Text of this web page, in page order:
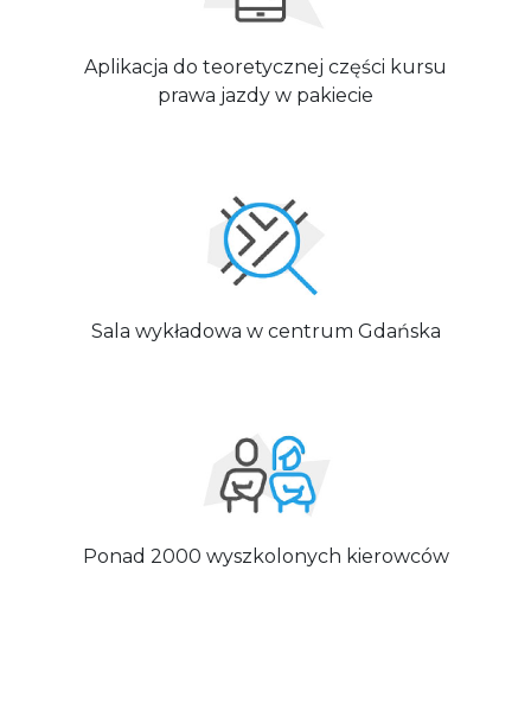
Aplikacja do teoretycznej części kursu
prawa jazdy w pakiecie
Sala wykładowa w centrum Gdańska
Ponad 2000 wyszkolonych kierowców